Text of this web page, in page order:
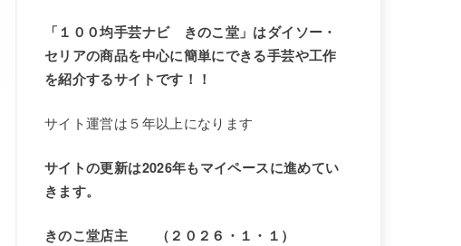
「１００均手芸ナビ きのこ堂」はダイソー・
セリアの商品を中心に簡単にできる手芸や工作
を紹介するサイトです！！
サイト運営は５年以上になります
サイトの更新は2026年もマイペースに進めてい
きます。
きのこ堂店主 （２０２６・１・１）